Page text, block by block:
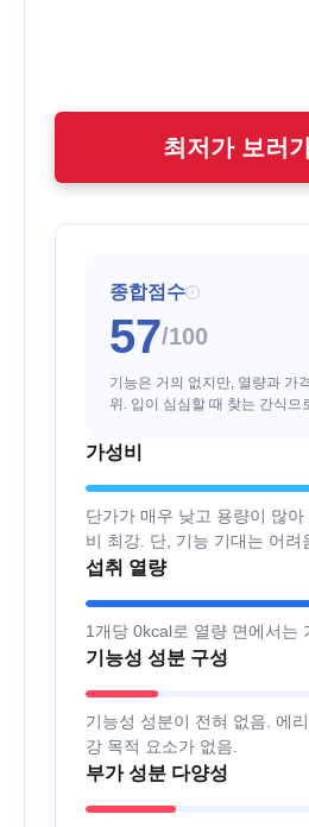
최저가 보러
종합점수 i
57/100
기능은 거의 없지만, 열량과 가
위. 입이 심심할 때 찾는 간식으
가성비
단가가 매우 낮고 용량이 많
비 최강. 단, 기능 기대는 어려
섭취 열량
1개당 0kcal로 열량 면에서는
기능성 성분 구성
기능성 성분이 전혀 없음. 에
강 목적 요소가 없음.
부가 성분 다양성